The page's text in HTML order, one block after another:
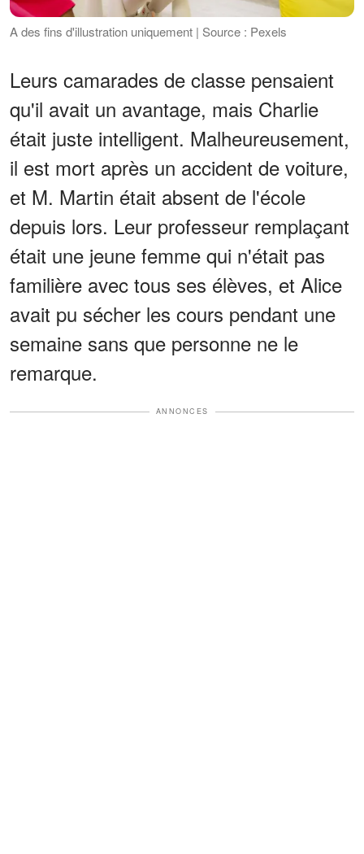
A des fins d'illustration uniquement | Source : Pexels
Leurs camarades de classe pensaient
qu'il avait un avantage, mais Charlie
était juste intelligent. Malheureusement,
il est mort après un accident de voiture,
et M. Martin était absent de l'école
depuis lors. Leur professeur remplaçant
était une jeune femme qui n'était pas
familière avec tous ses élèves, et Alice
avait pu sécher les cours pendant une
semaine sans que personne ne le
remarque.
ANNONCES